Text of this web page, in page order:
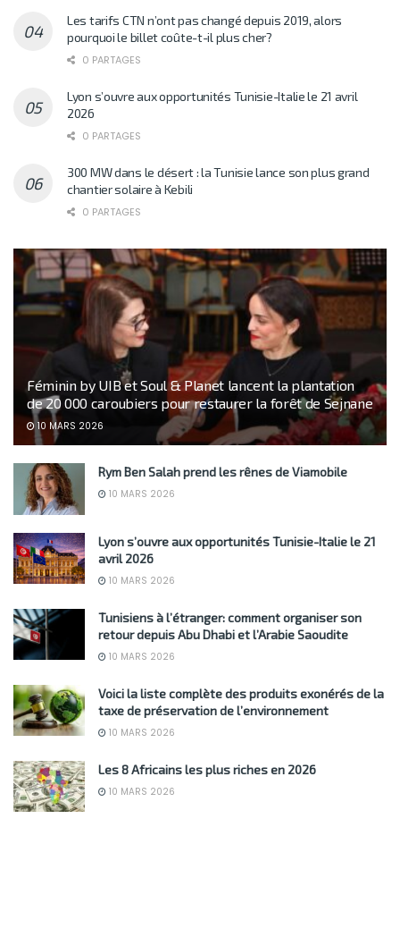
Les tarifs CTN n’ont pas changé depuis 2019, alors
pourquoi le billet coûte-t-il plus cher?
0 PARTAGES
Lyon s’ouvre aux opportunités Tunisie-Italie le 21 avril
2026
0 PARTAGES
300 MW dans le désert : la Tunisie lance son plus grand
chantier solaire à Kebili
0 PARTAGES
Féminin by UIB et Soul & Planet lancent la plantation
de 20 000 caroubiers pour restaurer la forêt de Sejnane
10 MARS 2026
Rym Ben Salah prend les rênes de Viamobile
10 MARS 2026
Lyon s’ouvre aux opportunités Tunisie-Italie le 21
avril 2026
10 MARS 2026
Tunisiens à l’étranger: comment organiser son
retour depuis Abu Dhabi et l’Arabie Saoudite
10 MARS 2026
Voici la liste complète des produits exonérés de la
taxe de préservation de l’environnement
10 MARS 2026
Les 8 Africains les plus riches en 2026
10 MARS 2026